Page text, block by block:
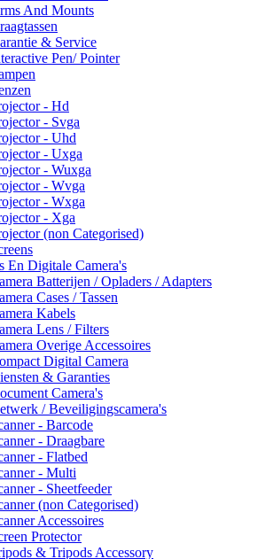
And Mounts
& Service
Pen/ Pointer
- Hd
- Svga
- Uhd
- Uxga
- Wuxga
- Wvga
- Wxga
- Xga
(non Categorised)
En Digitale Camera's
Batterijen / Opladers / Adapters
Cases / Tassen
Kabels
Lens / Filters
Overige Accessoires
Digital Camera
& Garanties
Camera's
/ Beveiligingscamera's
- Barcode
- Draagbare
- Flatbed
- Multi
- Sheetfeeder
(non Categorised)
Accessoires
Protector
& Tripods Accessory